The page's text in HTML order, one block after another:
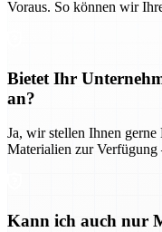
Voraus. So können wir
Bietet Ihr
an?
Ja, wir stellen Ihnen
Materialien zur
Kann ich auch nur